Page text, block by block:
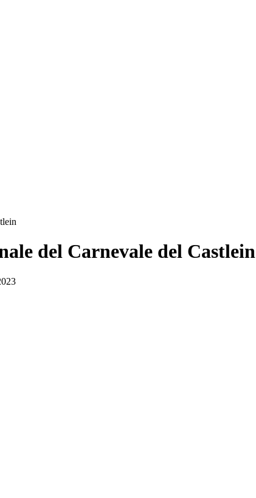
del Carnevale del Castlein